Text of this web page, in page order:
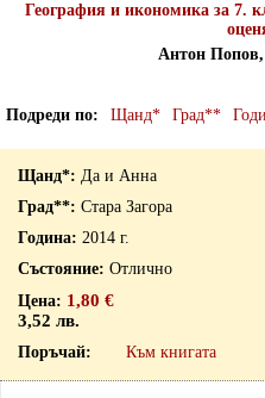
География и икономика за 7.
Антон
Подреди по Щанд* Град**
Да и Анна
Стара Загора
2014 г.
Отлично
1,80 €
3,52 лв.
Към книгата